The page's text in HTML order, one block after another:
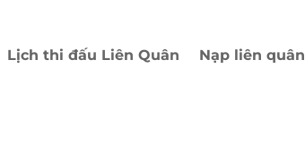
Lịch thi đấu Liên Quân Nạp liên quân